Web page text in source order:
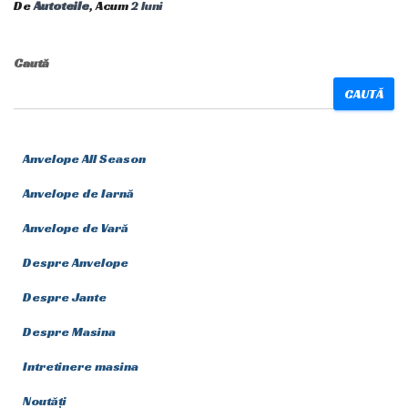
DeAutoteile, Acum2 luni
Caută
CAUTĂ
Anvelope All Season
Anvelope de Iarnă
Anvelope de Vară
Despre Anvelope
Despre Jante
Despre Masina
Intretinere masina
Noutăți